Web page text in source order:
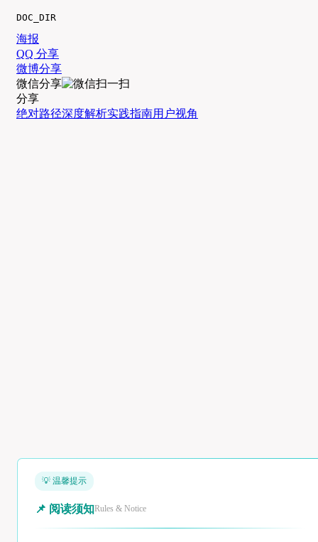
DOC_DIR
海报
QQ 分享
微博分享
微信分享
分享
绝对路径深度解析实践指南用户视角
💡 温馨提示
📌 阅读须知Rules & Notice